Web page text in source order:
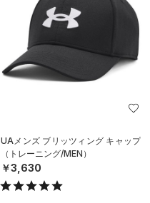
UAメンズ ブリッツィング キャップ
（トレーニング/MEN）
￥3,630